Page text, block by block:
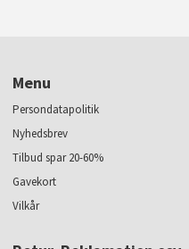
Menu
Persondatapolitik
Nyhedsbrev
Tilbud spar 20-60%
Gavekort
Vilkår